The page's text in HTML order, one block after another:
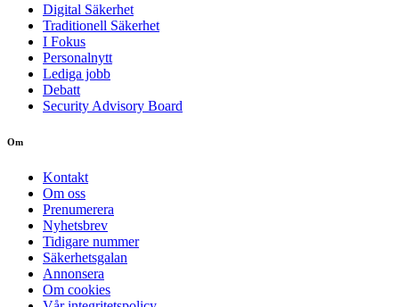
Digital Säkerhet
Traditionell Säkerhet
I Fokus
Personalnytt
Lediga jobb
Debatt
Security Advisory Board
Om
Kontakt
Om oss
Prenumerera
Nyhetsbrev
Tidigare nummer
Säkerhetsgalan
Annonsera
Om cookies